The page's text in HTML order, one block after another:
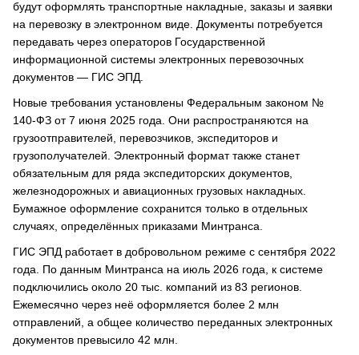
будут оформлять транспортные накладные, заказы и заявки
на перевозку в электронном виде. Документы потребуется
передавать через операторов Государственной
информационной системы электронных перевозочных
документов — ГИС ЭПД.
Новые требования установлены Федеральным законом №
140-ФЗ от 7 июня 2025 года. Они распространяются на
грузоотправителей, перевозчиков, экспедиторов и
грузополучателей. Электронный формат также станет
обязательным для ряда экспедиторских документов,
железнодорожных и авиационных грузовых накладных.
Бумажное оформление сохранится только в отдельных
случаях, определённых приказами Минтранса.
ГИС ЭПД работает в добровольном режиме с сентября 2022
года. По данным Минтранса на июль 2026 года, к системе
подключились около 20 тыс. компаний из 83 регионов.
Ежемесячно через неё оформляется более 2 млн
отправлений, а общее количество переданных электронных
документов превысило 42 млн.